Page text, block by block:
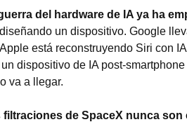
del hardware de IA ya ha
un dispositivo. Google
está reconstruyendo Siri con
dispositivo de IA post-
va a llegar.
filtraciones de SpaceX nunca son